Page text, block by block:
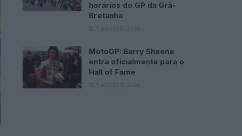
horários do GP da Grã-
Bretanha
7 AGOSTO, 2026
MotoGP: Barry Sheene
entra oficialmente para o
Hall of Fame
7 AGOSTO, 2026